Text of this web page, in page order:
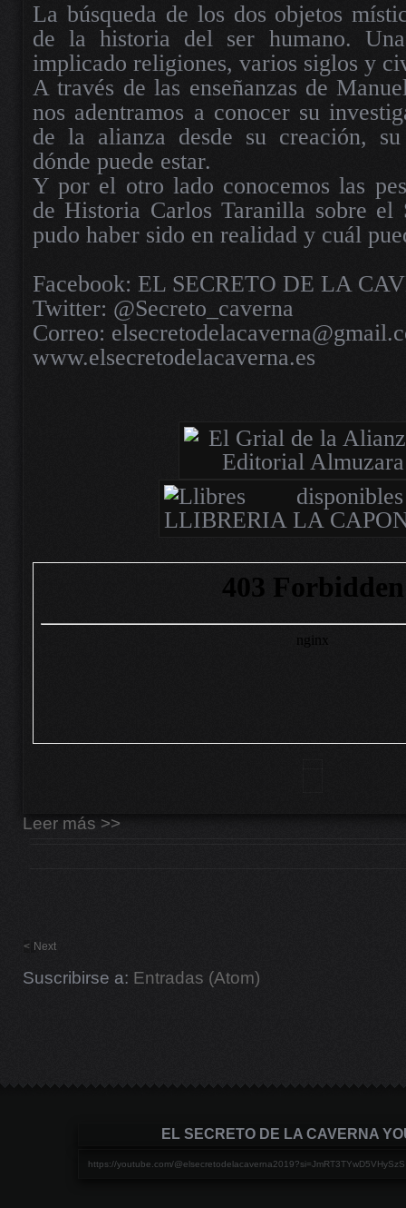
La búsqueda de los dos objetos
de la historia del ser humano.
implicado religiones, varios siglos y
A través de las enseñanzas de
nos adentramos a conocer su
de la alianza desde su creación,
dónde puede estar.
Y por el otro lado conocemos las
de Historia Carlos Taranilla sobre
pudo haber sido en realidad y cuál
Facebook: EL SECRETO DE LA
Twitter: @Secreto_caverna
Correo:
www.elsecretodelacaverna.es
Leer más >>
< Next
Suscribirse a: Entradas (Atom)
EL SECRETO DE LA CAVERNA
https://youtube.com/@elsecretodelacaverna2019?si=JmRT3TYwD5VHySzS